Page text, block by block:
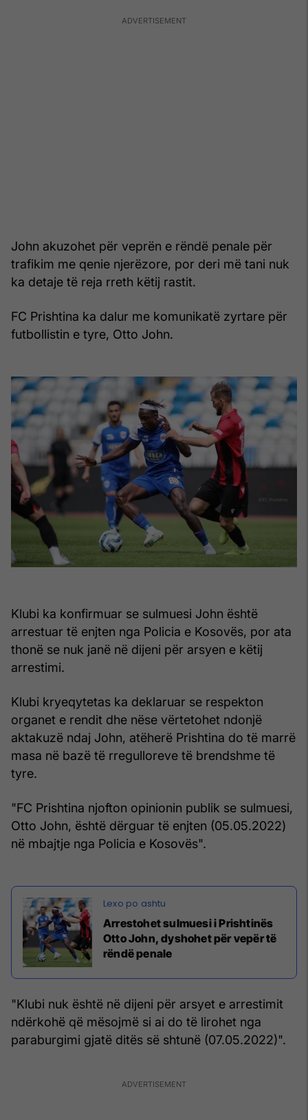
John akuzohet për veprën e rëndë penale për
trafikim me qenie njerëzore, por deri më tani nuk
ka detaje të reja rreth këtij rastit.
FC Prishtina ka dalur me komunikatë zyrtare për
futbollistin e tyre, Otto John.
Klubi ka konfirmuar se sulmuesi John është
arrestuar të enjten nga Policia e Kosovës, por ata
thonë se nuk janë në dijeni për arsyen e këtij
arrestimi.
Klubi kryeqytetas ka deklaruar se respekton
organet e rendit dhe nëse vërtetohet ndonjë
aktakuzë ndaj John, atëherë Prishtina do të marrë
masa në bazë të rregulloreve të brendshme të
tyre.
"FC Prishtina njofton opinionin publik se sulmuesi,
Otto John, është dërguar të enjten (05.05.2022)
në mbajtje nga Policia e Kosovës".
Arrestohet sulmuesi i Prishtinës
Otto John, dyshohet për vepër të
rëndë penale
"Klubi nuk është në dijeni për arsyet e arrestimit
ndërkohë që mësojmë si ai do të lirohet nga
paraburgimi gjatë ditës së shtunë (07.05.2022)".